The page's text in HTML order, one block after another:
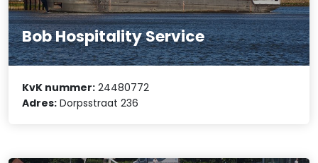
Bob Hospitality Service
KvK nummer: 24480772
Adres: Dorpsstraat 236